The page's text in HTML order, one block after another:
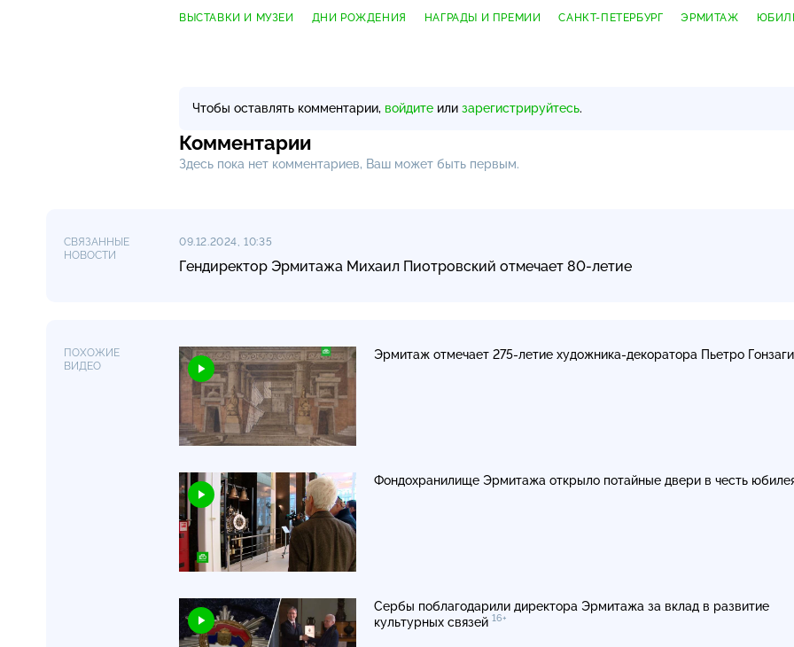
ВЫСТАВКИ И МУЗЕИ ДНИ РОЖДЕНИЯ НАГРАДЫ И ПРЕМИИ САНКТ-ПЕТЕРБУРГ ЭРМИТАЖ
Чтобы оставлять комментарии, войдите или зарегистрируйтесь.
Комментарии
Здесь пока нет комментариев, Ваш может быть первым.
СВЯЗАННЫЕ
НОВОСТИ
09.12.2024, 10:35
Гендиректор Эрмитажа Михаил Пиотровский отмечает 80-летие
ПОХОЖИЕ
ВИДЕО
Эрмитаж отмечает 275-летие художника-декоратора Пьетро Гонзаги
Фондохранилище Эрмитажа открыло потайные двери в честь
Сербы поблагодарили директора Эрмитажа за вклад в развитие
культурных связей 16+